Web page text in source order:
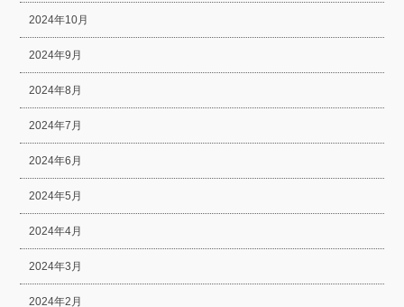
2024年10月
2024年9月
2024年8月
2024年7月
2024年6月
2024年5月
2024年4月
2024年3月
2024年2月